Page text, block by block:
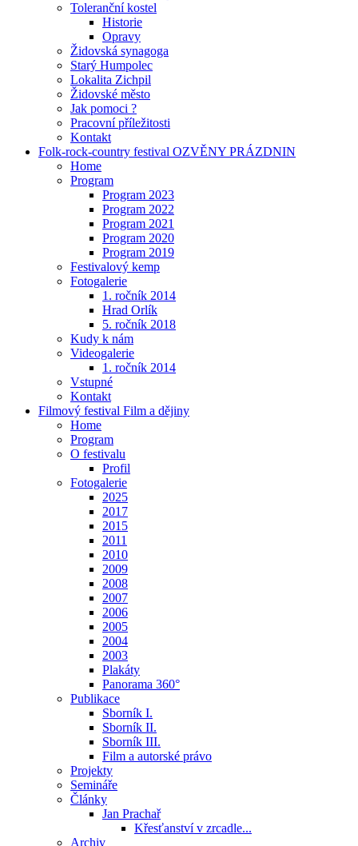
Toleranční kostel
Historie
Opravy
Židovská synagoga
Starý Humpolec
Lokalita Zichpil
Židovské město
Jak pomoci ?
Pracovní příležitosti
Kontakt
Folk-rock-country festival OZVĚNY PRÁZDNIN
Home
Program
Program 2023
Program 2022
Program 2021
Program 2020
Program 2019
Festivalový kemp
Fotogalerie
1. ročník 2014
Hrad Orlík
5. ročník 2018
Kudy k nám
Videogalerie
1. ročník 2014
Vstupné
Kontakt
Filmový festival Film a dějiny
Home
Program
O festivalu
Profil
Fotogalerie
2025
2017
2015
2011
2010
2009
2008
2007
2006
2005
2004
2003
Plakáty
Panorama 360°
Publikace
Sborník I.
Sborník II.
Sborník III.
Film a autorské právo
Projekty
Semináře
Články
Jan Prachař
Křesťanství v zrcadle...
Archiv